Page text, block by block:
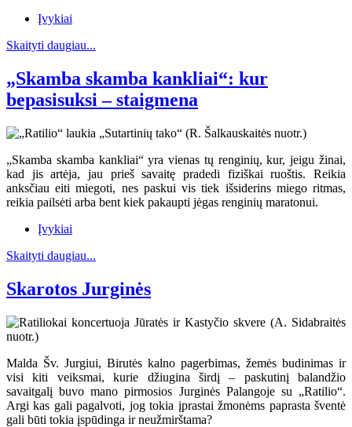
Įvykiai
Skaityti daugiau...
„Skamba skamba kankliai“: kur
bepasisuksi – staigmena
„Skamba skamba kankliai“ yra vienas tų renginių, kur, jeigu žinai,
kad jis artėja, jau prieš savaitę pradedi fiziškai ruoštis. Reikia
anksčiau eiti miegoti, nes paskui vis tiek išsiderins miego ritmas,
reikia pailsėti arba bent kiek pakaupti jėgas renginių maratonui.
Įvykiai
Skaityti daugiau...
Skarotos Jurginės
Malda Šv. Jurgiui, Birutės kalno pagerbimas, žemės budinimas ir
visi kiti veiksmai, kurie džiugina širdį – paskutinį balandžio
savaitgalį buvo mano pirmosios Jurginės Palangoje su „Ratilio“.
Argi kas gali pagalvoti, jog tokia įprastai žmonėms paprasta šventė
gali būti tokia įspūdinga ir neužmirštama?